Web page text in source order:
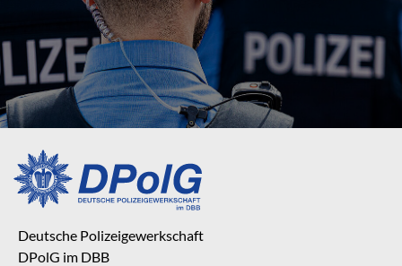
Deutsche Polizeigewerkschaft
DPolG im DBB